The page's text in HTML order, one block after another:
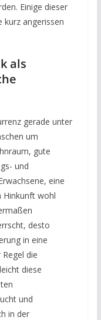
Einige dieser
kurz angerissen
als
gerade unter
um
gute
und
eine
Hinkunft wohl
desto
in eine
die
diese
und
in der